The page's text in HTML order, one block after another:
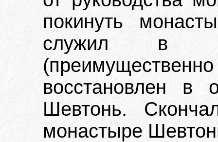
покинуть
служил в
восстановлен в
Шевтонь.
монастыре